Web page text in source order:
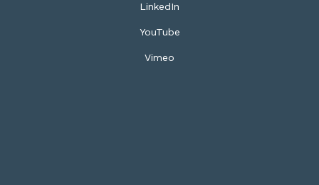
LinkedIn
YouTube
Vimeo